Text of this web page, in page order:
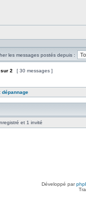
les messages postés depuis :
sur 2 [ 30 messages ]
dépannage
et 1 invité
Développé par